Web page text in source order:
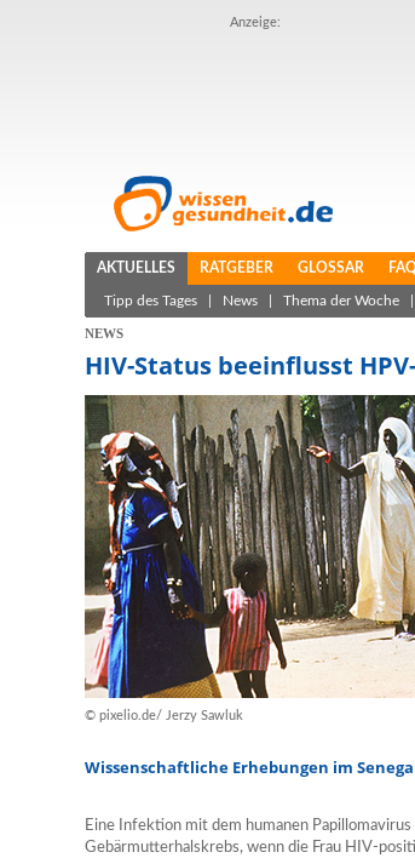
Anzeige:
AKTUELLES RATGEBER GLOSSAR
Tipp des Tages News Thema der Woche
NEWS
HIV-Status beeinflusst
© pixelio.de/ Jerzy Sawluk
Wissenschaftliche Erhebungen im
Eine Infektion mit dem humanen
Gebärmutterhalskrebs, wenn die Frau HIV-